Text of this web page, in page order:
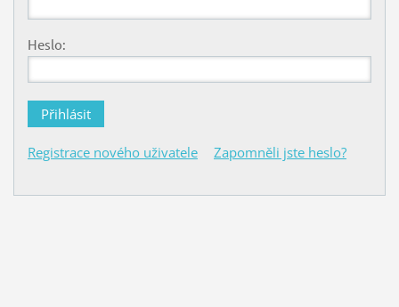
Heslo:
Registrace nového uživatele Zapomněli jste heslo?